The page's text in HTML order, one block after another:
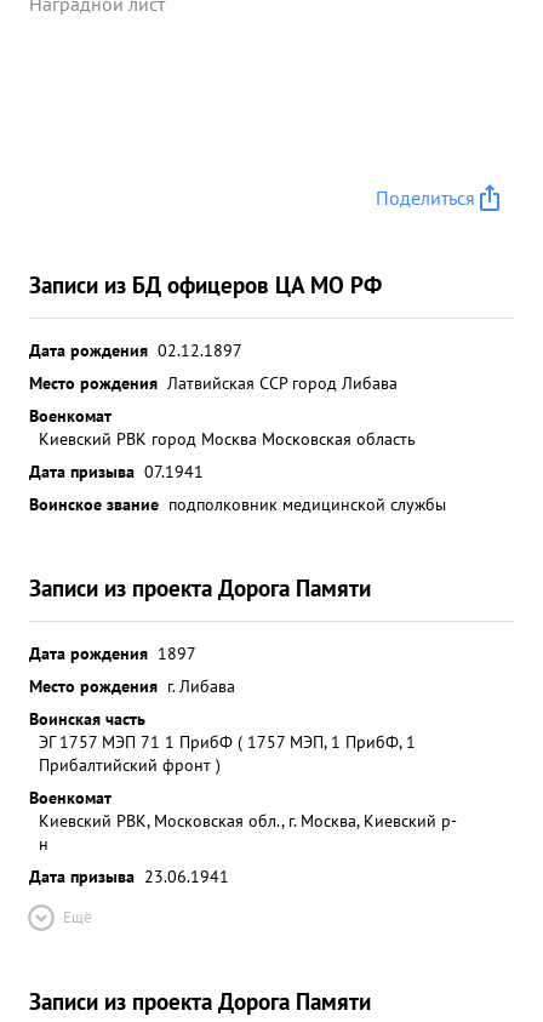
внедрение современных наприке методовПоделиться
Записи из БД офицеров ЦА МО РФ
Дата рождения 02.12.1897
Место рождения Латвийская ССР город Либава
Военкомат
Киевский РВК город Москва Московская область
Дата призыва 07.1941
Воинское звание подполковник медицинской службы
Записи из проекта Дорога Памяти
Дата рождения 1897
Место рождения г. Либава
Воинская часть
ЭГ 1757 МЭП 71 1 ПрибФ ( 1757 МЭП, 1 ПрибФ, 1
Прибалтийский фронт )
Военкомат
Киевский РВК, Московская обл., г. Москва, Киевский р-
н
Дата призыва 23.06.1941
Ещё
Записи из проекта Дорога Памяти